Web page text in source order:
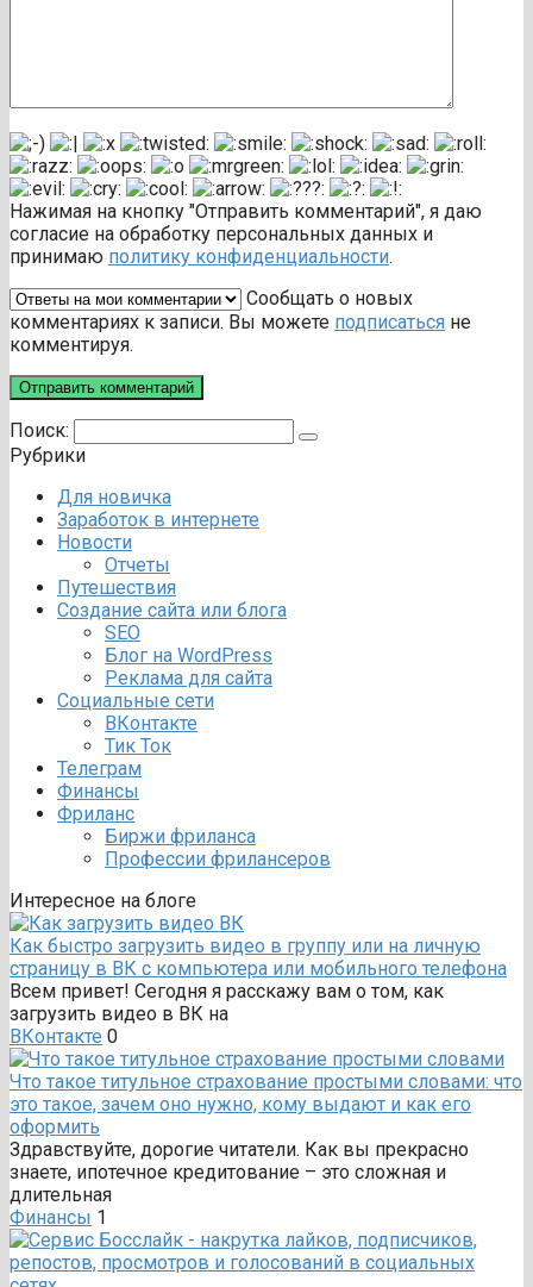
Нажимая на кнопку "Отправить комментарий", я даю
согласие на обработку персональных данных и
принимаю политику конфиденциальности.
Сообщать о новых
комментариях к записи. Вы можете подписаться не
комментируя.
Поиск:
Рубрики
Для новичка
Заработок в интернете
Новости
Отчеты
Путешествия
Создание сайта или блога
SEO
Блог на WordPress
Реклама для сайта
Социальные сети
ВКонтакте
Тик Ток
Телеграм
Финансы
Фриланс
Биржи фриланса
Профессии фрилансеров
Интересное на блоге
Как быстро загрузить видео в группу или на личную
страницу в ВК с компьютера или мобильного телефона
Всем привет! Сегодня я расскажу вам о том, как
загрузить видео в ВК на
ВКонтакте 0
Что такое титульное страхование простыми словами: что
это такое, зачем оно нужно, кому выдают и как его
оформить
Здравствуйте, дорогие читатели. Как вы прекрасно
знаете, ипотечное кредитование – это сложная и
длительная
Финансы 1